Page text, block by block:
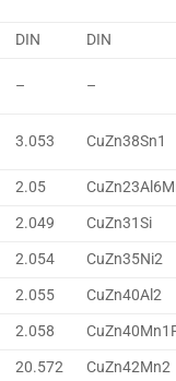
DIN DIN
– –
3.053 CuZn38Sn1
2.05
2.049
CuZn31Si
2.054
CuZn35Ni2
2.055
CuZn40Al2
2.058
20.572
CuZn42Mn2